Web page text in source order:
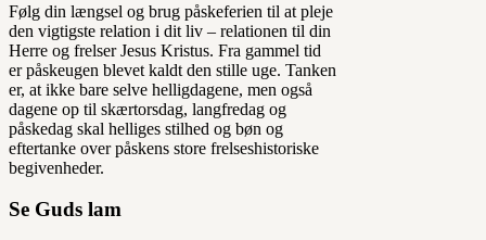
Følg din længsel og brug påskeferien til at pleje
den vigtigste relation i dit liv – relationen til din
Herre og frelser Jesus Kristus. Fra gammel tid
er påskeugen blevet kaldt den stille uge. Tanken
er, at ikke bare selve helligdagene, men også
dagene op til skærtorsdag, langfredag og
påskedag skal helliges stilhed og bøn og
eftertanke over påskens store frelseshistoriske
begivenheder.
Se Guds lam